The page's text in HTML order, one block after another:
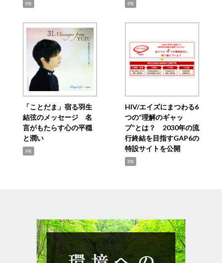
PR PR
「ことだま」宿る羽生
結弦のメッセージ 名
言がもたらす心の平穏
と潤い
PR
HIV/エイズにまつわる6
つの“理解のギャッ
プ”とは？ 2030年の流
行終結を目指すGAP6の
特設サイトを公開
PR